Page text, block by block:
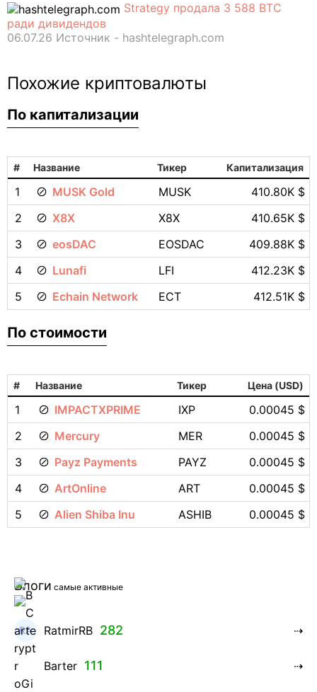
Strategy продала 3 588 BTC
ради дивидендов
06.07.26 Источник - hashtelegraph.com
Похожие криптовалюты
По капитализации
# Название Тикер Капитализация
1 MUSK Gold MUSK
410.80K $
2
X8X X8X
410.65K $
3
eosDAC EOSDAC
409.88K $
4
Lunafi LFI
412.23K $
5
Echain Network ECT 412.51K $
По стоимости
# Название Тикер Цена (USD)
1 IMPACTXPRIME IXP
0.00045 $
2
Mercury MER
0.00045 $
3
Payz Payments PAYZ
0.00045 $
4
ArtOnline ART
0.00045 $
5
Alien Shiba Inu ASHIB 0.00045 $
Блоги самые активные
RatmirRB 282
Barter 111